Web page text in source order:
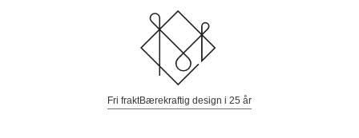
Fri fraktBærekraftig design i 25 år